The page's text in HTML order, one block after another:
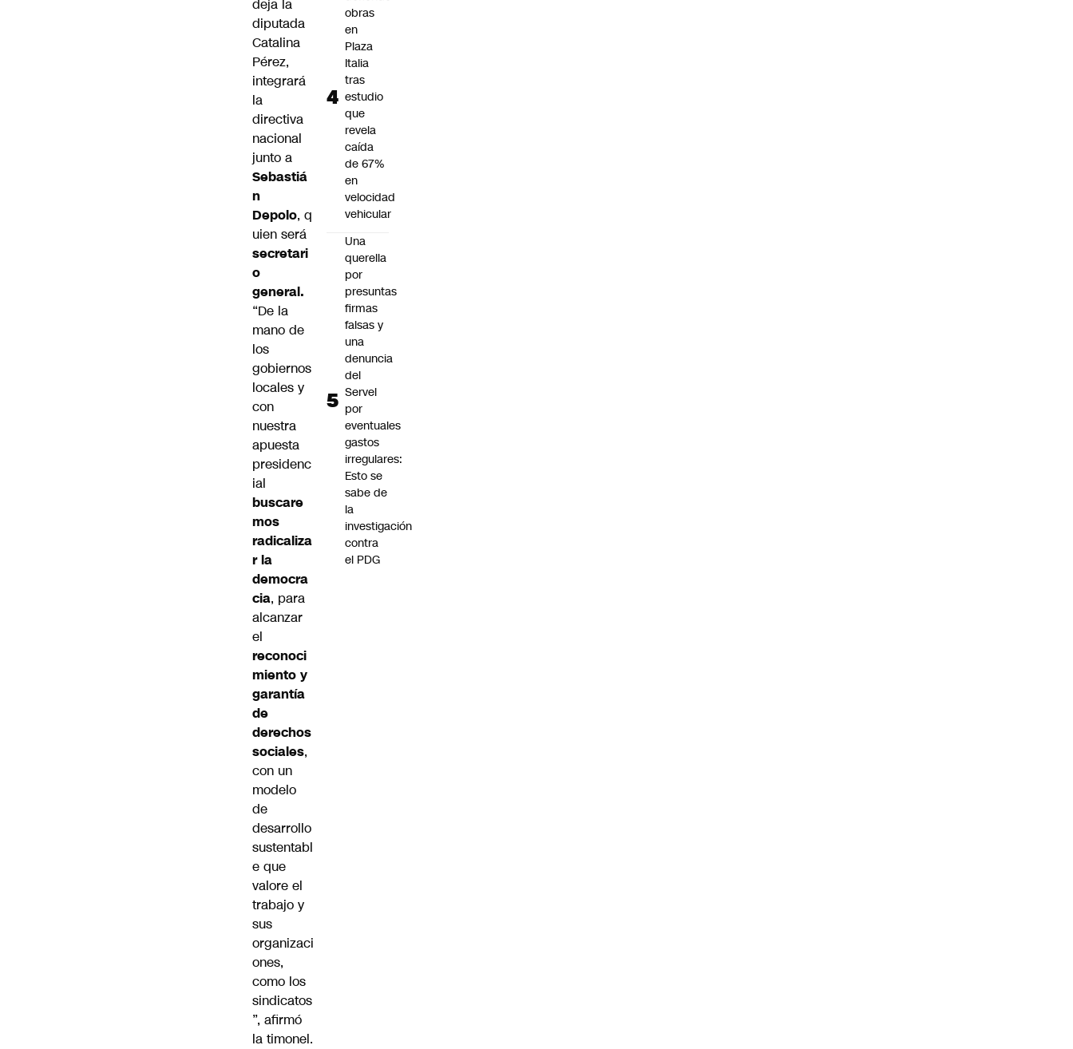
deja la
diputada
Catalina
Pérez,
integrará
la
directiva
nacional
junto a
Sebastiá
n
Depolo, q
uien será
secretari
o
general.
“De la
mano de
los
gobiernos
locales y
con
nuestra
apuesta
presidenc
ial
buscare
mos
radicaliza
r la
democra
cia, para
alcanzar
el
reconoci
miento y
garantía
de
derechos
sociales,
con un
modelo
de
desarrollo
sustentabl
e que
valore el
trabajo y
sus
organizaci
ones,
como los
sindicatos
”, afirmó
la timonel.
obras
en
Plaza
Italia
tras
estudio
que
revela
caída
de 67%
en
velocidad
vehicular
Una
querella
por
presuntas
firmas
falsas y
una
denuncia
del
Servel
por
eventuales
gastos
irregulares:
Esto se
sabe de
la
investigación
contra
el PDG